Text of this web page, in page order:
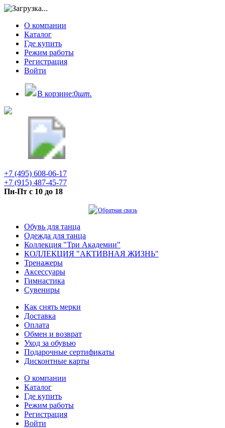
О компании
Каталог
Где купить
Режим работы
Регистрация
Войти
В корзине:0шт.
+7 (495) 608-06-17
+7 (915) 487-45-77
Пн-Пт с 10 до 18
Обратная связь
Обувь для танца
Одежда для танца
Коллекция "Три Академии"
КОЛЛЕКЦИЯ "АКТИВНАЯ ЖИЗНЬ"
Тренажеры
Аксессуары
Гимнастика
Сувениры
Как снять мерки
Доставка
Оплата
Обмен и возврат
Уход за обувью
Подарочные сертификаты
Дисконтные карты
О компании
Каталог
Где купить
Режим работы
Регистрация
Войти